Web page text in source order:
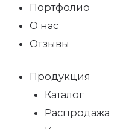
Портфолио
О нас
Отзывы
Продукция
Каталог
Распродажа